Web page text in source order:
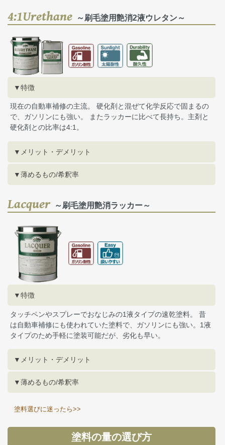
4:1Urethane ～刷毛塗用艶消2液ウレタン～
▼特徴
現在の自動車補修の主流。 硬化剤と混ぜて化学反応で固まるの
で、ガソリンにも強い。 またラッカーに比べて長持ち。主剤と
硬化剤との比率は4:1。
▼メリット・デメリット
▼薄めるもの/希釈率
Lacquer～刷毛塗用艶消ラッカー～
▼特徴
タッチペンやスプレーでおなじみの1液タイプの速乾塗料。 昔
は自動車補修にも使われていた塗料で、ガソリンにも強い。1液
タイプのため手軽に塗装可能だが、劣化も早い。
▼メリット・デメリット
▼薄めるもの/希釈率
塗料選びに迷ったら>>
塗料の量の選び方